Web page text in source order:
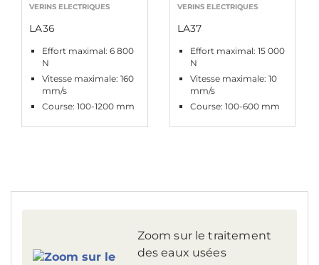
VERINS ELECTRIQUES
LA36
Effort maximal: 6 800
N
Vitesse maximale: 160
mm/s
Course: 100-1200 mm
VERINS ELECTRIQUES
LA37
Effort maximal: 15 000
N
Vitesse maximale: 10
mm/s
Course: 100-600 mm
Zoom sur le traitement
des eaux usées